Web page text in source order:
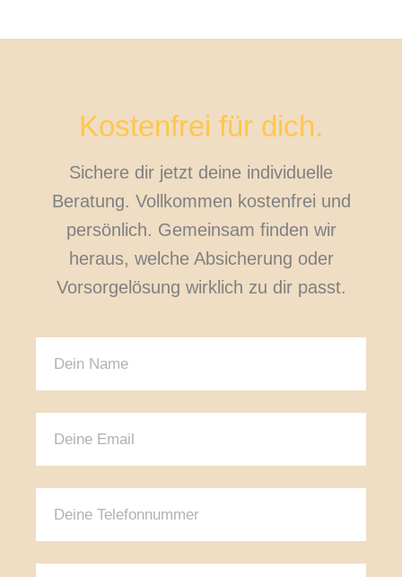
Kostenfrei für dich.
Sichere dir jetzt deine individuelle
Beratung. Vollkommen kostenfrei und
persönlich. Gemeinsam finden wir
heraus, welche Absicherung oder
Vorsorgelösung wirklich zu dir passt.